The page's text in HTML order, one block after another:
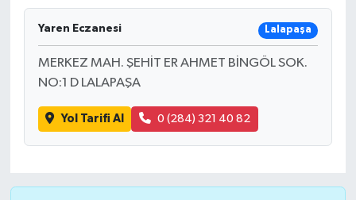
Yaren Eczanesi Lalapaşa
MERKEZ MAH. ŞEHİT ER AHMET BİNGÖL SOK.
NO:1 D LALAPAŞA
Yol Tarifi Al 0 (284) 321 40 82